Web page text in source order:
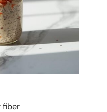
fiber